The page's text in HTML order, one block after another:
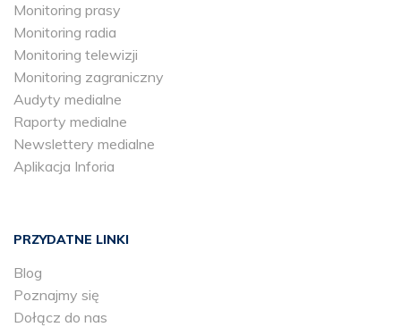
Monitoring prasy
Monitoring radia
Monitoring telewizji
Monitoring zagraniczny
Audyty medialne
Raporty medialne
Newslettery medialne
Aplikacja Inforia
PRZYDATNE LINKI
Blog
Poznajmy się
Dołącz do nas